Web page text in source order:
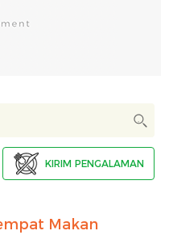
KIRIM PENGALAMAN
Makan